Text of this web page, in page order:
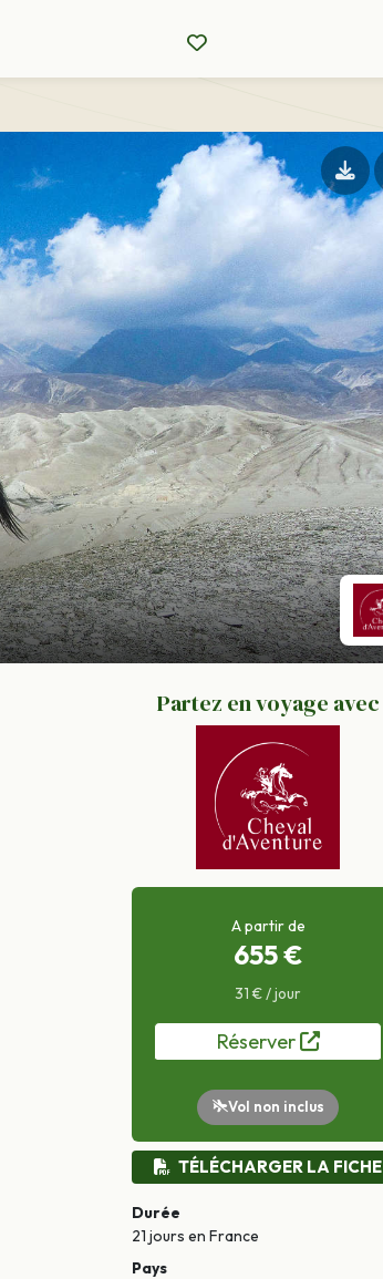
Partez en voyage avec
A partir de
655 €
31 € / jour
Réserver
Vol non inclus
TÉLÉCHARGER LA FICHE
Durée
21 jours en France
Pays